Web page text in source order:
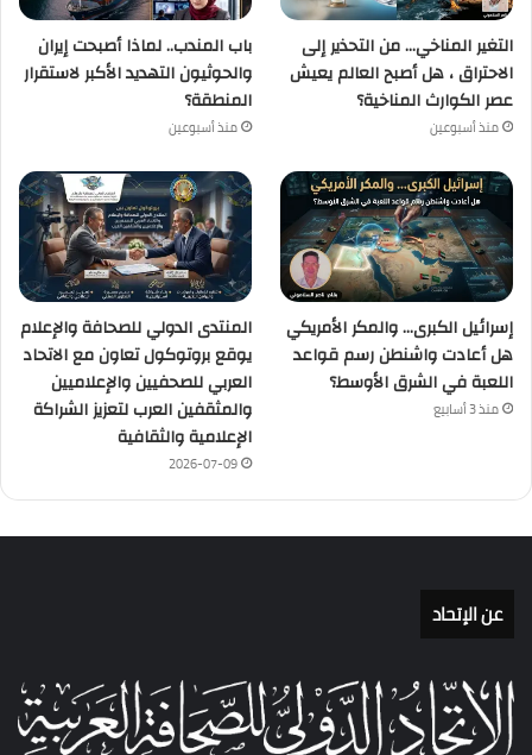
التغير المناخي… من التحذير إلى
الاحتراق ، هل أصبح العالم يعيش
عصر الكوارث المناخية؟
منذ أسبوعين
باب المندب.. لماذا أصبحت إيران
والحوثيون التهديد الأكبر لاستقرار
المنطقة؟
منذ أسبوعين
إسرائيل الكبرى… والمكر الأمريكي
هل أعادت واشنطن رسم قواعد
اللعبة في الشرق الأوسط؟
منذ 3 أسابيع
المنتدى الدولي للصحافة والإعلام
يوقع بروتوكول تعاون مع الاتحاد
العربي للصحفيين والإعلاميين
والمثقفين العرب لتعزيز الشراكة
الإعلامية والثقافية
2026-07-09
عن الإتحاد